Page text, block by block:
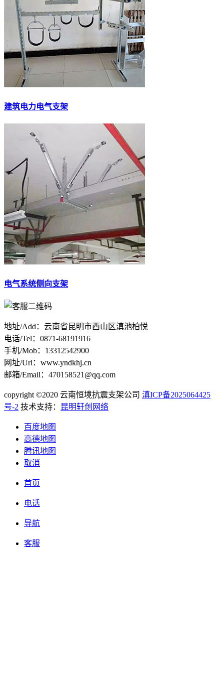
建筑电力电气支架
电气系统侧向支架
地址/Add：云南省昆明市西山区滇池柏悦
电话/Tel：0871-68191916
手机/Mob：13312542900
网址/Url：www.yndkhj.cn
邮箱/Email：470158521@qq.com
copyright ©2020 云南恒境抗震支架公司 滇ICP备2025064425
号-2 技术支持： 昆明轩创网络
百度地图
高德地图
腾讯地图
取消
首页
电话
导航
客服